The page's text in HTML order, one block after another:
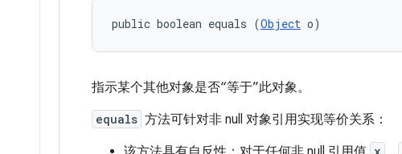
public boolean equals (Object o)
指示某个其他对象是否“等于”此对象。
equals 方法可针对非 null 对象引用实现等价关系：